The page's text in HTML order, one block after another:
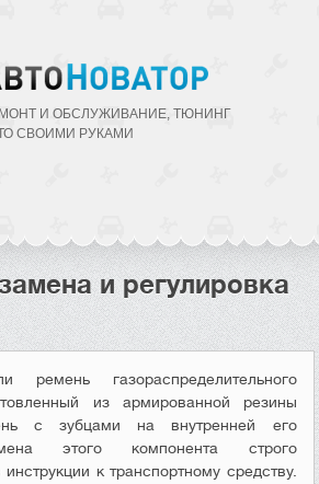
И ОБСЛУЖИВАНИЕ, ТЮНИНГ
CВОИМИ РУКАМИ
и регулировка
газораспределительного
из армированной резины
с зубцами на внутренней его
этого компонента строго
к транспортному средству.